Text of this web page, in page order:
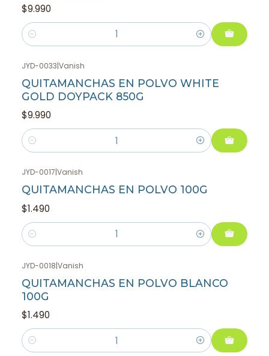
$9.990
Cantidad
JYD-0033|Vanish
QUITAMANCHAS EN POLVO WHITE
GOLD DOYPACK 850G
$9.990
Cantidad
JYD-0017|Vanish
QUITAMANCHAS EN POLVO 100G
$1.490
Cantidad
JYD-0018|Vanish
QUITAMANCHAS EN POLVO BLANCO
100G
$1.490
Cantidad